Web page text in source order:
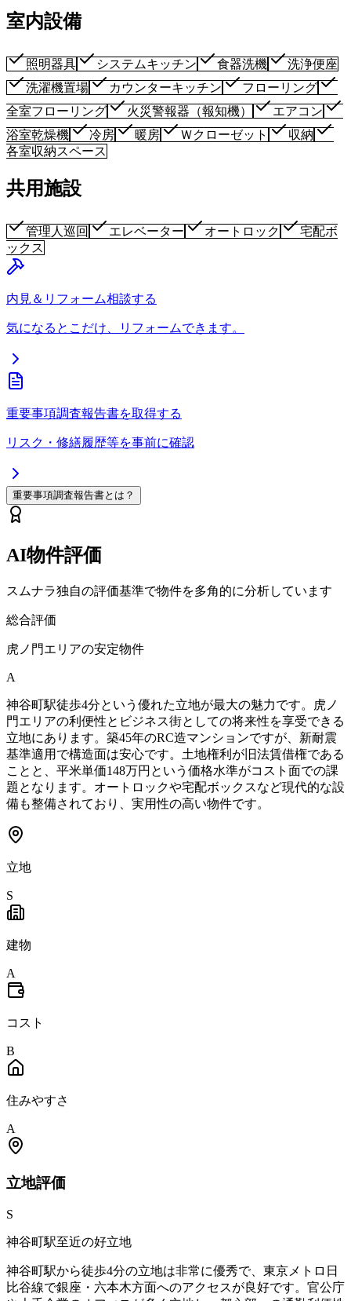
室内設備
照明器具 システムキッチン 食器洗機
洗浄便座
洗濯機置場
カウンターキッチン
フローリング
全室フローリング
火災警報器（報知機）
エアコン
浴室乾燥機
冷房 暖房 Ｗクローゼット
収納
各室収納スペース
共用施設
管理人巡回 エレベーター オートロック
宅配ボ
ックス
内見＆リフォーム相談する
気になるとこだけ、リフォームできます。
重要事項調査報告書を取得する
リスク・修繕履歴等を事前に確認
重要事項調査報告書とは？
AI物件評価
スムナラ独自の評価基準で物件を多角的に分析しています
総合評価
虎ノ門エリアの安定物件
A
神谷町駅徒歩4分という優れた立地が最大の魅力です。虎ノ
門エリアの利便性とビジネス街としての将来性を享受できる
立地にあります。築45年のRC造マンションですが、新耐震
基準適用で構造面は安心です。土地権利が旧法賃借権である
ことと、平米単価148万円という価格水準がコスト面での課
題となります。オートロックや宅配ボックスなど現代的な設
備も整備されており、実用性の高い物件です。
立地
S
建物
A
コスト
B
住みやすさ
A
立地評価
S
神谷町駅至近の好立地
神谷町駅から徒歩4分の立地は非常に優秀で、東京メトロ日
比谷線で銀座・六本木方面へのアクセスが良好です。官公庁